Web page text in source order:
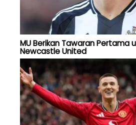
MU Berikan Tawaran Pertama
Newcastle United